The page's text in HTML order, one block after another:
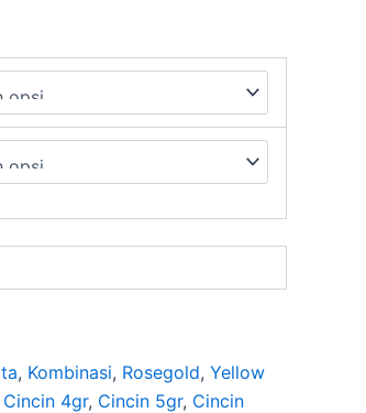
, Kombinasi, Rosegold, Yellow
Cincin 4gr, Cincin 5gr, Cincin